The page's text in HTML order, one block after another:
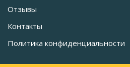
Отзывы
Контакты
Политика конфиденциальности